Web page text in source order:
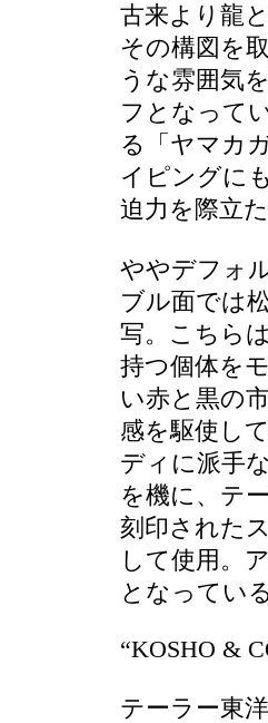
古来より龍
その構図を
うな雰囲気
フとなって
る「ヤマカ
イピングに
迫力を際立
ややデフォ
ブル面では
写。こちら
持つ個体を
い赤と黒の
感を駆使し
ディに派手
を機に、テ
刻印された
して使用。
となっている
“KOSHO &
テーラー東